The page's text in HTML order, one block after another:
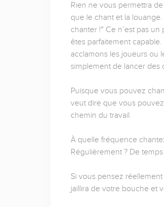
Rien ne vous permettra
que le chant et la
chanter !" Ce n’est pas
êtes parfaitement
acclamons les joueurs ou
simplement de lancer des
Puisque vous pouvez
veut dire que vous
chemin du travail.
À quelle fréquence
Régulièrement ? De
Si vous pensez
jaillira de votre bouche et